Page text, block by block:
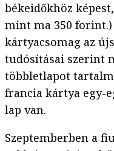
békeidőkhöz
mint ma 350
kártyacsomag az
tudósításai szerint
többletlapot
francia kártya egy-
lap van.
Szeptemberben a